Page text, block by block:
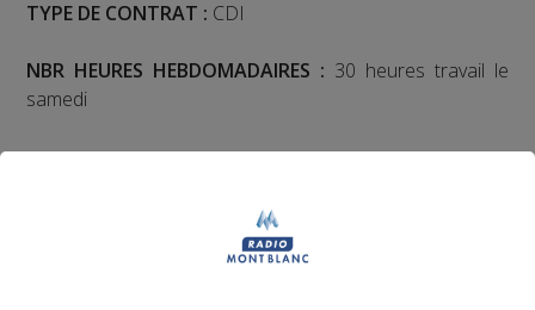
TYPE DE CONTRAT : CDI
NBR HEURES HEBDOMADAIRES : 30 heures travail le
samedi
débutant accepté